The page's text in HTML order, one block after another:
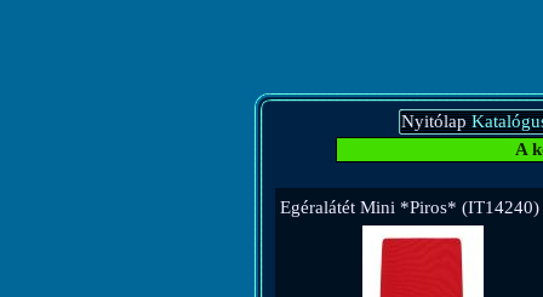
Nyitólap
A
Egéralátét Mini *Piros* (IT14240)